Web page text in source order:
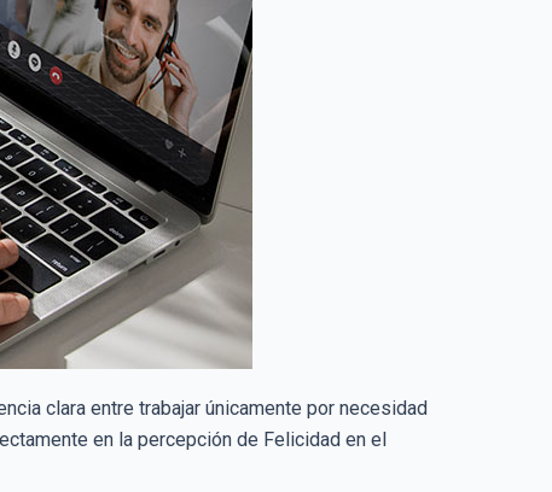
clara entre trabajar únicamente por necesidad
en la percepción de Felicidad en el